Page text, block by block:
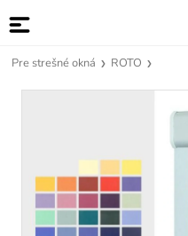
Pre strešné okná ROTO